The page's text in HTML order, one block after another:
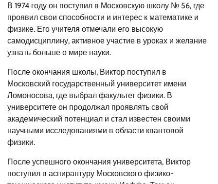
В 1974 году он поступил в Московскую школу № 56, где
проявил свои способности и интерес к математике и
физике. Его учителя отмечали его высокую
самодисциплину, активное участие в уроках и желание
узнать больше о мире науки.
После окончания школы, Виктор поступил в
Московский государственный университет имени
Ломоносова, где выбрал факультет физики. В
университете он продолжал проявлять свой
академический потенциал и стал известен своими
научными исследованиями в области квантовой
физики.
После успешного окончания университета, Виктор
поступил в аспирантуру Московского физико-